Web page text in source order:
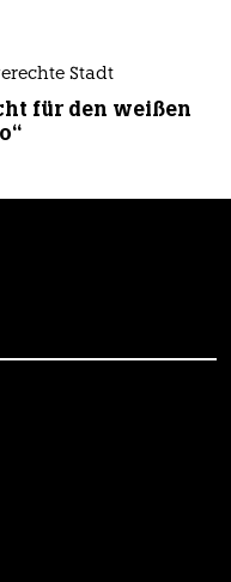
Stadt
für den weißen